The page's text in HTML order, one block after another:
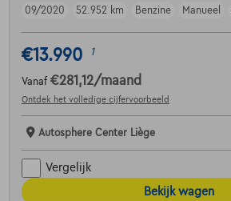
09/2020
52.952 km Benzine Manueel
€13.990 1
Vanaf €281,12/maand
Ontdek het volledige cijfervoorbeeld
Autosphere Center Liège
Vergelijk
Bekijk wagen